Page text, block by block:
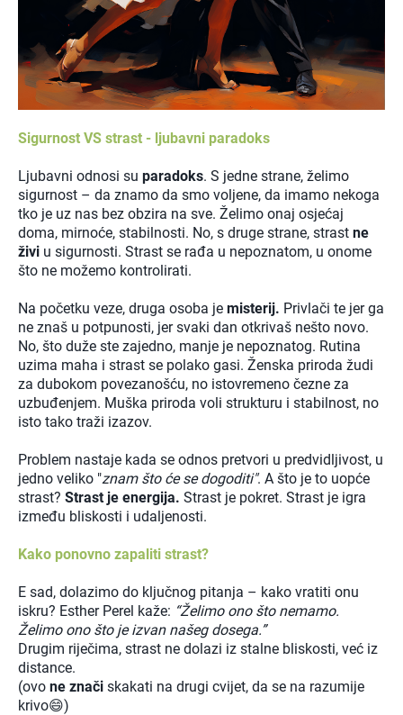
Sigurnost VS strast - ljubavni paradoks
Ljubavni odnosi su paradoks. S jedne strane, želimo
sigurnost – da znamo da smo voljene, da imamo nekoga
tko je uz nas bez obzira na sve. Želimo onaj osjećaj
doma, mirnoće, stabilnosti. No, s druge strane, strast ne
živi u sigurnosti. Strast se rađa u nepoznatom, u onome
što ne možemo kontrolirati.
Na početku veze, druga osoba je misterij. Privlači te jer ga
ne znaš u potpunosti, jer svaki dan otkrivaš nešto novo.
No, što duže ste zajedno, manje je nepoznatog. Rutina
uzima maha i strast se polako gasi. Ženska priroda žudi
za dubokom povezanošću, no istovremeno čezne za
uzbuđenjem. Muška priroda voli strukturu i stabilnost, no
isto tako traži izazov.
Problem nastaje kada se odnos pretvori u predvidljivost, u
jedno veliko "znam što će se dogoditi". A što je to uopće
strast? Strast je energija. Strast je pokret. Strast je igra
između bliskosti i udaljenosti.
Kako ponovno zapaliti strast?
E sad, dolazimo do ključnog pitanja – kako vratiti onu
iskru? Esther Perel kaže: “Želimo ono što nemamo.
Želimo ono što je izvan našeg dosega.”
Drugim riječima, strast ne dolazi iz stalne bliskosti, već iz
distance.
(ovo ne znači skakati na drugi cvijet, da se na razumije
krivo😄)